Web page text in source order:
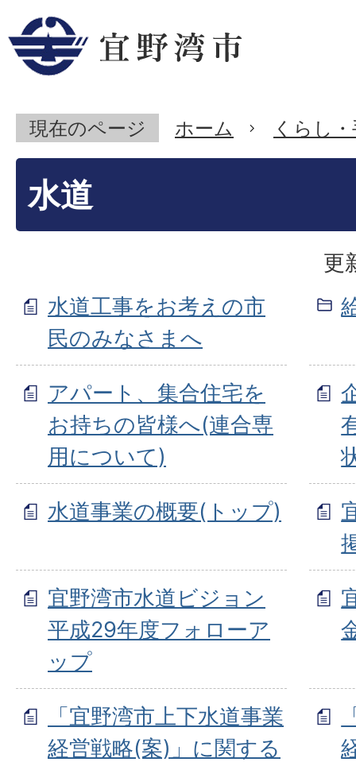
現在のページ ホーム くらし
水道
更
水道工事をお考えの市
民のみなさまへ
アパート、集合住宅を
お持ちの皆様へ(連合専
用について)
水道事業の概要(トップ)
宜野湾市水道ビジョン
平成29年度フォローア
ップ
「宜野湾市上下水道事業
経営戦略(案)」に関する